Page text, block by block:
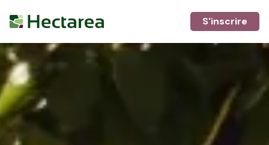
S'inscrire